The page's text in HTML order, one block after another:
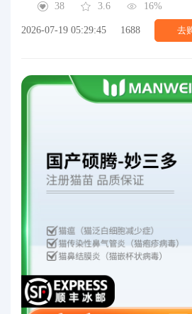
38
3.6 16%
2026-07-19 05:29:45 1688 去